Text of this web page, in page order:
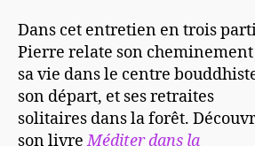
Dans cet entretien en trois
Pierre relate son cheminement
sa vie dans le centre
son départ, et ses retraites
solitaires dans la forêt.
son livreMéditer dans la